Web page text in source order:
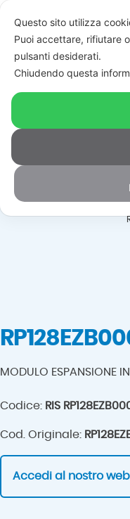
HOME/PRODOTTI/
MODULO ESPANSIONE
Codice: RIS
Cod. Originale:
Accedi al nostro
Questo sito utilizza
Puoi accettare, rifiutare
pulsanti desiderati.
Chiudendo questa